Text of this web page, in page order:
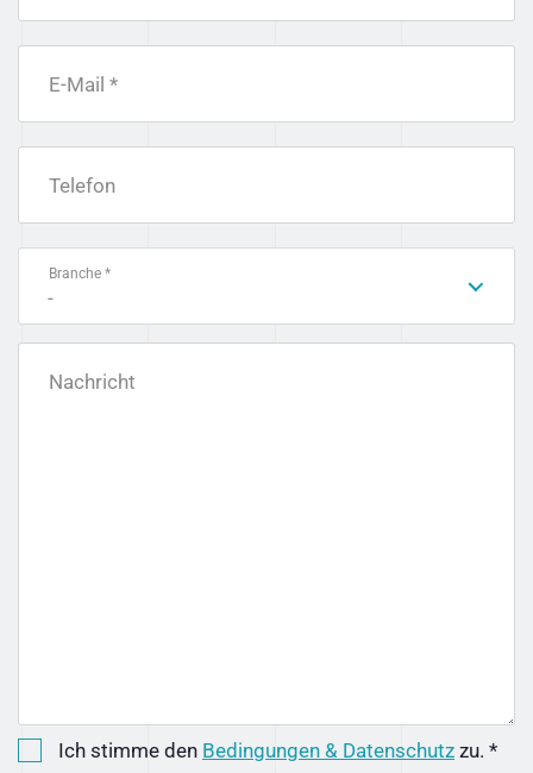
E-Mail *
Telefon
Branche *
-
Nachricht
Ich stimme den Bedingungen & Datenschutz zu. *